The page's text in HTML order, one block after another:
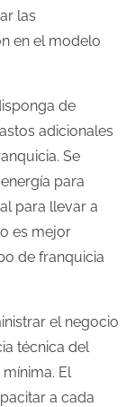
las
en el modelo
de
adicionales
Se
para
para llevar a
es mejor
de franquicia
el negocio
técnica del
El
a cada